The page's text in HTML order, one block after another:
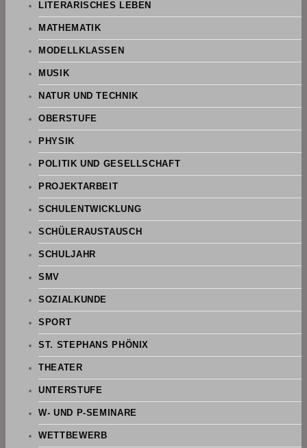
LITERARISCHES LEBEN
MATHEMATIK
MODELLKLASSEN
MUSIK
NATUR UND TECHNIK
OBERSTUFE
PHYSIK
POLITIK UND GESELLSCHAFT
PROJEKTARBEIT
SCHULENTWICKLUNG
SCHÜLERAUSTAUSCH
SCHULJAHR
SMV
SOZIALKUNDE
SPORT
ST. STEPHANS PHÖNIX
THEATER
UNTERSTUFE
W- UND P-SEMINARE
WETTBEWERB